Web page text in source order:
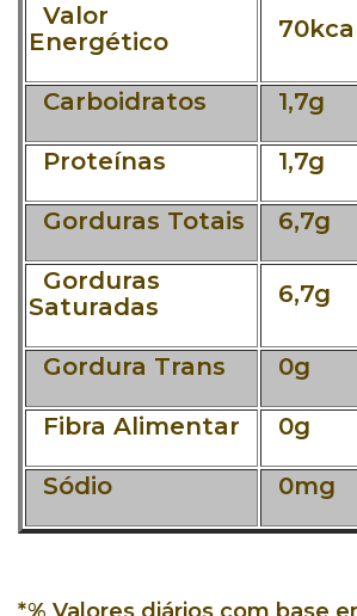
Valor
Energético
70kcal
Carboidratos 1,7g
Proteínas 1,7g
Gorduras Totais 6,7g
Gorduras
Saturadas
6,7g
Gordura Trans 0g
Fibra Alimentar 0g
Sódio 0mg